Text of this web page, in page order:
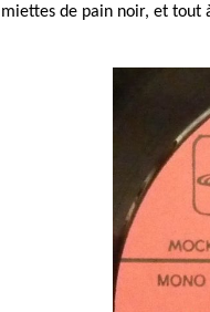
miettes de pain noir, et tout